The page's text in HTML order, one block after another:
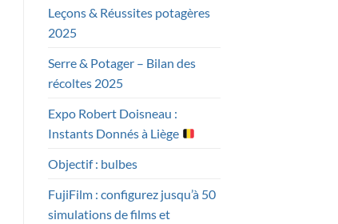
Leçons & Réussites potagères
2025
Serre & Potager – Bilan des
récoltes 2025
Expo Robert Doisneau :
Instants Donnés à Liège
Objectif : bulbes
FujiFilm : configurez jusqu’à 50
simulations de films et